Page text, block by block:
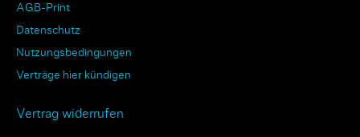
AGB-Print
Datenschutz
Nutzungsbedingungen
Verträge hier kündigen
Vertrag widerrufen